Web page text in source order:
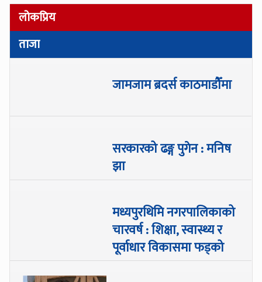
लोकप्रिय
ताजा
जामजाम ब्रदर्स काठमाडौँमा
सरकारको ढङ्ग पुगेन : मनिष
झा
मध्यपुरथिमि नगरपालिकाको
चारवर्ष : शिक्षा, स्वास्थ्य र
पूर्वाधार विकासमा फड्को